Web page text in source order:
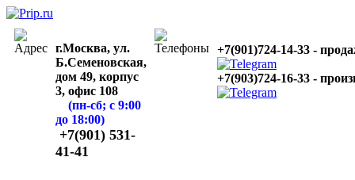
г.Москва, ул.
Б.Семеновская,
дом 49, корпус
3, офис 108
(пн-сб; с 9:00
до 18:00)
+7(901) 531-
41-41
+7(901)724-14-33 -
+7(903)724-16-33 -